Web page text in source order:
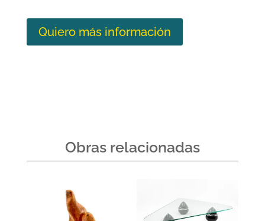
Quiero más información
Obras relacionadas